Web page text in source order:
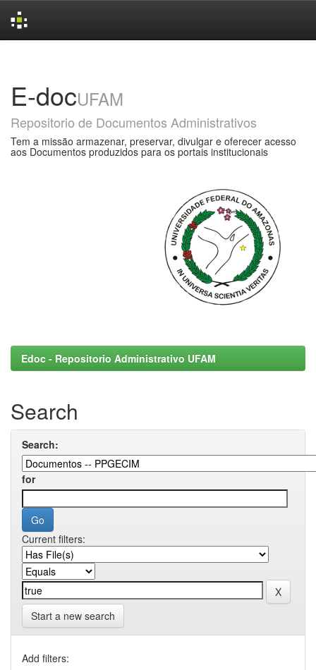
E-docUFAM
Repositorio de Documentos Administrativos
Tem a missão armazenar, preservar, divulgar e oferecer acesso
aos Documentos produzidos para os portais institucionais
Edoc - Repositorio Administrativo UFAM
Search
Search:
for
Current filters:
Start a new search
Add filters: